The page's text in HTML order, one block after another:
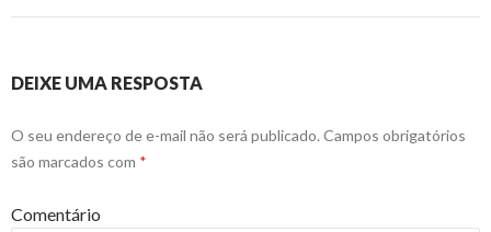
DEIXE UMA RESPOSTA
O seu endereço de e-mail não será publicado. Campos obrigatórios
são marcados com *
Comentário